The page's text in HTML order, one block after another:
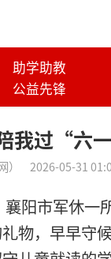
助学助教
公益先锋
我过“六
2026-05-31
阳市军休一
物，早早守